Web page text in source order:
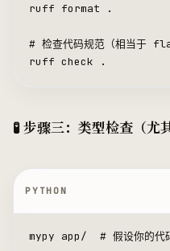
ruff format .
# 检查代码规范（相当于
ruff check .
🧪 步骤三：类型检查（
PYTHON
mypy app/
# 假设你的代